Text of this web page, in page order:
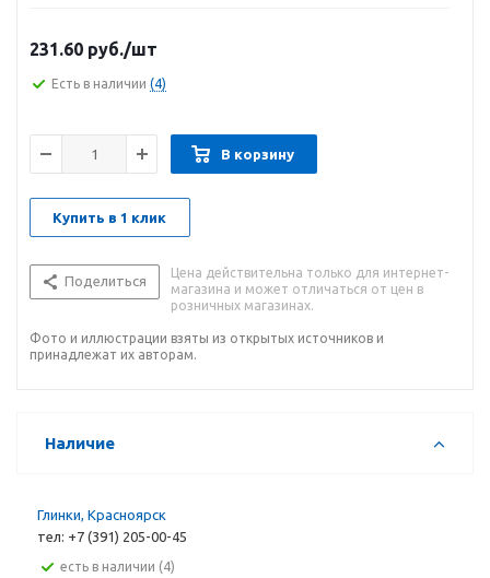
231.60 руб./шт
Есть в наличии (4)
В корзину
Купить в 1 клик
Поделиться
Цена действительна только для интернет-
магазина и может отличаться от цен в
розничных магазинах.
Фото и иллюстрации взяты из открытых источников и
принадлежат их авторам.
Наличие
Глинки, Красноярск
тел: +7 (391) 205-00-45
Есть в наличии (4)